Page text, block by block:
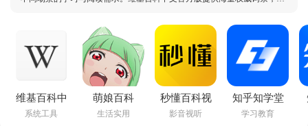
者；秒懂百科视频以短视频形式讲解知识，轻松有趣。知乎app官方正
版、知乎日报软件下载安装官方版本和知乎知学堂软件下载
维基百科中
文官方版下
系统工具
萌娘百科
app官方版
生活实用
秒懂百科视
频v5.39.0
影音视听
知乎知学堂
软件下载安
学习教育